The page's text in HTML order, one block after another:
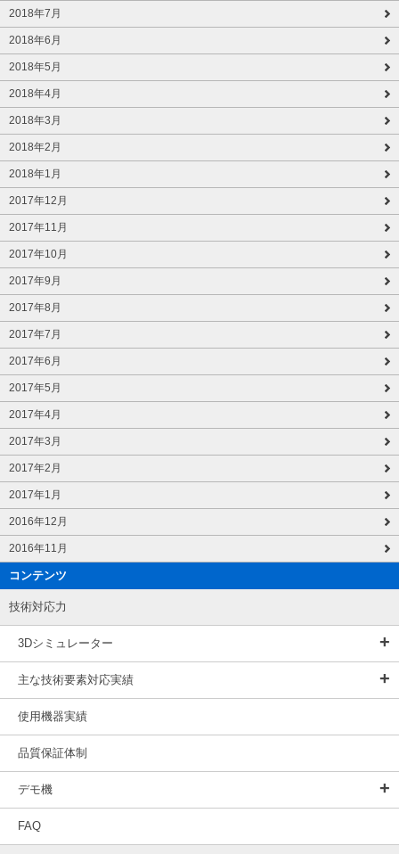
2018年7月
2018年6月
2018年5月
2018年4月
2018年3月
2018年2月
2018年1月
2017年12月
2017年11月
2017年10月
2017年9月
2017年8月
2017年7月
2017年6月
2017年5月
2017年4月
2017年3月
2017年2月
2017年1月
2016年12月
2016年11月
コンテンツ
技術対応力
3Dシミュレーター
主な技術要素対応実績
使用機器実績
品質保証体制
デモ機
FAQ